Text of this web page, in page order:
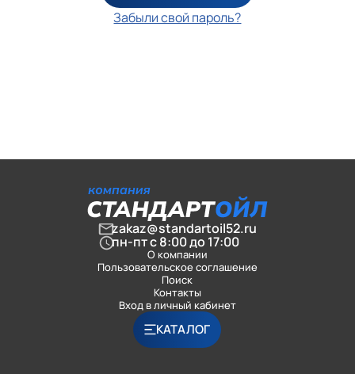
Забыли свой пароль?
zakaz@standartoil52.ru
пн-пт с 8:00 до 17:00
О компании
Пользовательское соглашение
Поиск
Контакты
Вход в личный кабинет
КАТАЛОГ